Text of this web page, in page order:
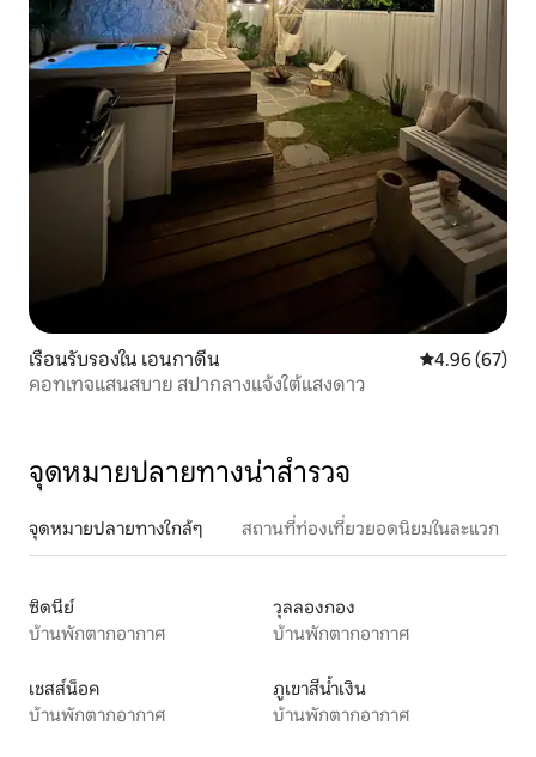
เรือนรับรองใน เอนกาดีน คะแนนเฉลี่ย
4.96 (67)
คอทเทจแสนสบาย สปากลางแจ้งใต้แสงดาว
จุดหมายปลายทางน่าสำรวจ
จุดหมายปลายทางใกล้ๆ สถานที่ท่องเที่ยวยอดนิยมในละแวก
ซิดนีย์
บ้านพักตากอากาศ
วุลลองกอง
บ้านพักตากอากาศ
เชสส์น็อค
บ้านพักตากอากาศ
ภูเขาสีน้ำเงิน
บ้านพักตากอากาศ